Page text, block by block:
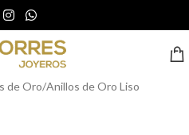
de Oro/Anillos de Oro Liso